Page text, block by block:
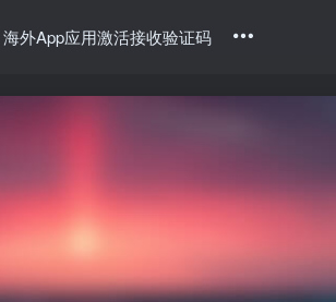
海外App应用激活接收验证码